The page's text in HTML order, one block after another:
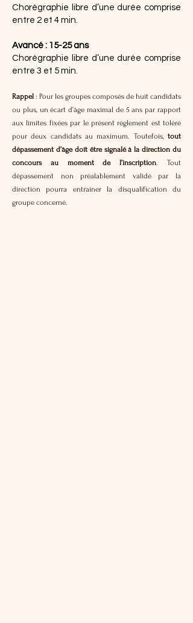
Chorégraphie libre d’une durée comprise
entre 2 et 4 min.
Avancé : 15-25 ans
Chorégraphie libre d’une durée comprise
entre 3 et 5 min.
Rappel : Pour les groupes composés de huit candidats
ou plus, un écart d’âge maximal de 5 ans par rapport
aux limites fixées par le présent règlement est toléré
pour deux candidats au maximum. Toutefois, tout
dépassement d’âge doit être signalé à la direction du
concours au moment de l’inscription. Tout
dépassement non préalablement validé par la
direction pourra entraîner la disqualification du
groupe concerné.